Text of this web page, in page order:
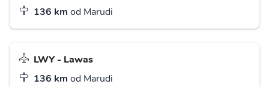
136 km od Marudi
LWY - Lawas
136 km od Marudi